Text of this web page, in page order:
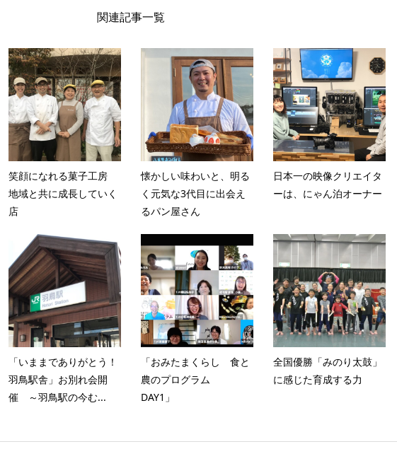
関連記事一覧
笑顔になれる菓子工房
地域と共に成長していく
店
懐かしい味わいと、明る
く元気な3代目に出会え
るパン屋さん
日本一の映像クリエイタ
ーは、にゃん泊オーナー
「いままでありがとう！
羽鳥駅舎」お別れ会開
催 ～羽鳥駅の今む...
「おみたまくらし 食と
農のプログラム
DAY1」
全国優勝「みのり太鼓」
に感じた育成する力